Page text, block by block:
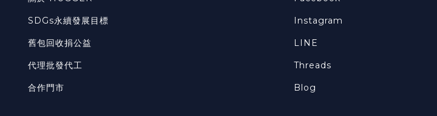
SDGs永續發展目標
舊包回收捐公益
代理批發代工
合作門市
Instagram
LINE
Threads
Blog